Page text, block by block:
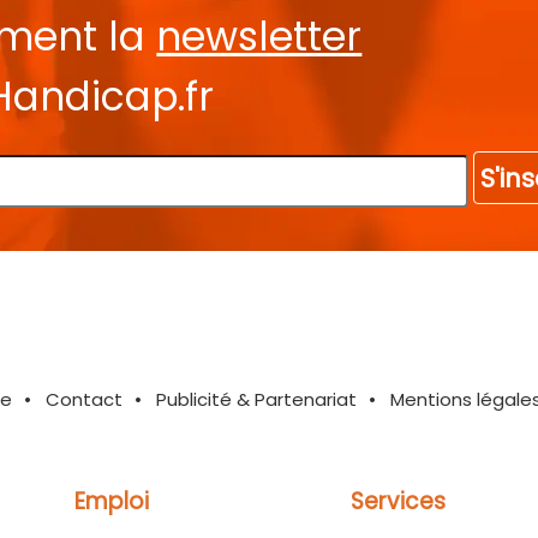
la newsletter
Contact Publicité & Partenariat Mentions
Emploi Services